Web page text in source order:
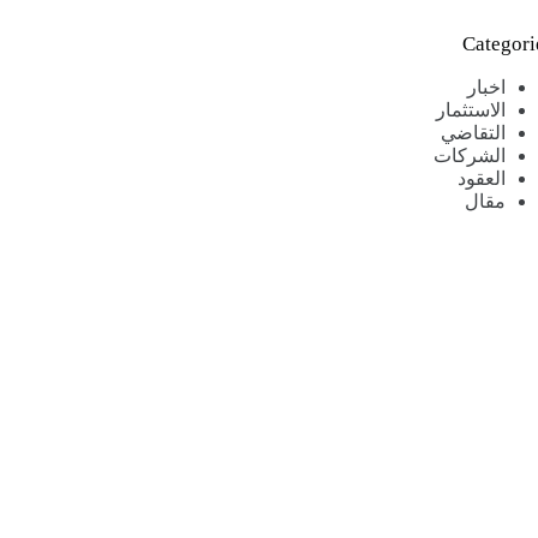
اخبار
الاستثمار
التقاضي
الشركات
العقود
مقال